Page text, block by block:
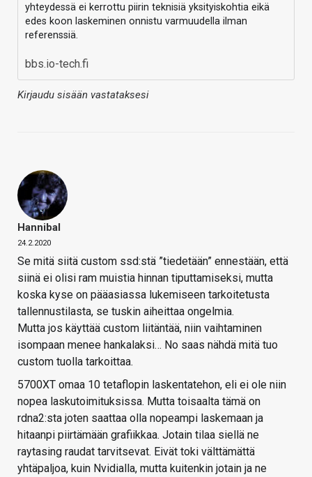
yhteydessä ei kerrottu piirin teknisiä yksityiskohtia eikä
edes koon laskeminen onnistu varmuudella ilman
referenssiä.
bbs.io-tech.fi
Kirjaudu sisään vastataksesi
Hannibal
24.2.2020
Se mitä siitä custom ssd:stä ”tiedetään” ennestään, että
siinä ei olisi ram muistia hinnan tiputtamiseksi, mutta
koska kyse on pääasiassa lukemiseen tarkoitetusta
tallennustilasta, se tuskin aiheittaa ongelmia.
Mutta jos käyttää custom liitäntää, niin vaihtaminen
isompaan menee hankalaksi… No saas nähdä mitä tuo
custom tuolla tarkoittaa.
5700XT omaa 10 tetaflopin laskentatehon, eli ei ole niin
nopea laskutoimituksissa. Mutta toisaalta tämä on
rdna2:sta joten saattaa olla nopeampi laskemaan ja
hitaanpi piirtämään grafiikkaa. Jotain tilaa siellä ne
raytasing raudat tarvitsevat. Eivät toki välttämättä
yhtäpaljoa, kuin Nvidialla, mutta kuitenkin jotain ja ne